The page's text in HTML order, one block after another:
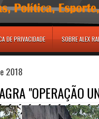
DE PRIVACIDADE SOBRE ALEX
2018
"OPERAÇÃO